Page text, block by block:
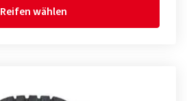
Reifen wählen